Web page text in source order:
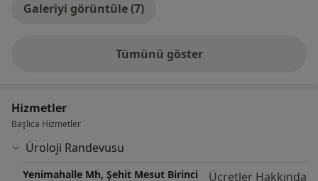
Galeriyi görüntüle (7)
Tümünü gösterdeneyim hakkında
Hizmetler
Başlıca Hizmetler
Üroloji Randevusu
Yenimahalle Mh, Şehit Mesut Birinci
Ücretler Hakkında